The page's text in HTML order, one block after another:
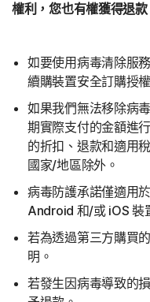
權利，您也有權獲得退
如要使用病毒清除服
續購裝置安全訂購授
如果我們無法移除病
期實際支付的金額進
的折扣、退款和適用
國家/地區除外。
病毒防護承諾僅適用
Android 和/或 iOS 裝
若為透過第三方購買
明。
若發生因病毒導致的